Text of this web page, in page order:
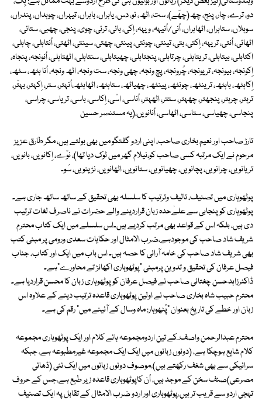
دو، ترے، چار، پنج، چھ(چھَے)، ست، اٹھ، نو، دس، یاہراں، باہراں، تیہراں، چوہداں، پندراں،
سوہلاں، ستاہراں، اٹھاہراں، اُنی/اُنیہہ، ویہہ، اِکی، بائی، ترئی، چوی، پنجی، چھبی، ستائی،
اٹھائی، اُنتی، تریہہ، اِکتی، بتی، تینتی، چونتی، پینتی، چھتی، سینتی، اٹھتی، اُنتاہلی، چاہلی،
اکتاہلی، بیتاہلی، تریتاہلی، چرتاہلی، پنجتاہلی، چھیتاہلی، سنتاہلی، اٹھتاہلی، اُنونجہ، پنجاہ،
اِکونجہ، بیونجہ، تریونجہ، چُرونجہ، پچ ونجہ، چھی ونجہ، ست ونجہ، اٹھ ونجہ، اُنا ہٹھ، سٹھ،
اِکاہٹھ، باہٹھ، ترینٹھ، چونٹھ، پینٹھ، چھیاٹھ، ستاہٹھ، اٹھاہٹھ،اُنہتر، ستر، اِکہتر، بہتّر،
ترہتر، چرہتر، پنجھتر، چھہتر، ستتر، اٹھہتر، اُناسی، اسّی، اِکاسی، باسی، تریاسی، چراسی،
پنجاسی، چھیاسی، ستاسی، اٹھاسی، اُنانویں،(یہ مستنصر حسین
تارڑ صاحب اور نعیم بخاری صاحب، اپنی اردو گفتگو میں بھی بولتے ہیں، مگر طارق عزیز
مرحوم نے ایک مرتبہ کسی صاحب کو،نیلام گھر میں ٹوک دیا تھا)، نوّے، اِکانویں، بانویں،
تریانویں، چرانویں، پچانویں، چھیانویں، ستانویں، اٹھانویں، نڑینویں، سَو۔
پوٹھوہاری میں تصنیف، تالیف وترتیب کا سلسلہ بھی تحقیق کے ساتھ ساتھ جاری ہے۔
پوٹھوہاری کو پنجابی سے علےٰحدہ زبان قراردینے والے حضرات نے ناصرف لغات ترتیب
دی ہیں، بلکہ اس کے قواعد بھی مرتب کردیے ہیں۔اس سلسلے میں ایک کتاب محترم
شریف شاد صاحب کی موجودہے،ضرب الامثال اور حکایات سعدی ورومی پر مبنی کتب
بھی شریف شاد صاحب کی خامہ آرائی کا حصہ ہیں۔ اس باب میں ایک اور کتاب، جناب
فیصل عرفان کی تحقیق و تدوین پرمبنی "پوٹھوہاری اکھانڑ تے محاورے"ہے۔
ڈاکٹرزاہدحسن چغتائی صاحب نے فیصل عرفان کو پوٹھوہاری زبان کا محسن قراردیا ہے۔
محترم حبیب شاہ بخاری صاحب نے اولین پوٹھوہاری قاعدہ ترتیب دینے کے علاوہ اس
زبان اور خطے کی تاریخ بعنوان "پُٹھوہار: ماہ وسال کے آئینے میں" رقم کی ہے۔
محترم عبدالرحمن واصف ؔ کے تین اردومجموعہ ہائے کلام اور ایک پوٹھوہاری مجموعہ
کلام شایع ہوچکا ہے، (دونوں زبانوں میں ایک ایک مجموعہ غیرمطبوعہ ہے، جبکہ
سرائیکی سے بھی شغف رکھتے ہیں)،موصوف دونوں زبانوں میں ایک نئی (ڈھائی
مصرعی)صنف سخن کے موجد ہیں، اُن کاپوٹھوہاری قاعدہ زیر طبع ہے،جس کے حروف
تہجی اردو سے قریب تر ہیں،پوٹھوہاری اور اردو ضرب الامثال کے تقابل پہ ایک تصنیف